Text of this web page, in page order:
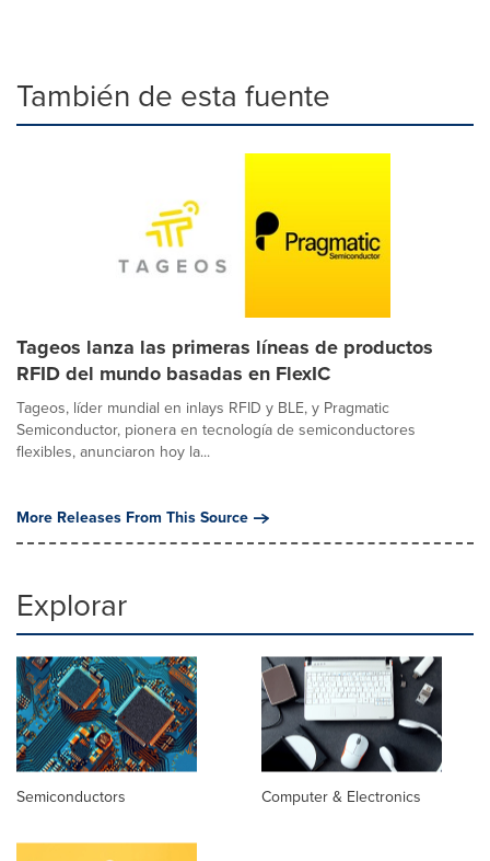
También de esta fuente
Tageos lanza las primeras líneas de productos
RFID del mundo basadas en FlexIC
Tageos, líder mundial en inlays RFID y BLE, y Pragmatic
Semiconductor, pionera en tecnología de semiconductores
flexibles, anunciaron hoy la...
More Releases From This Source
Explorar
Semiconductors Computer & Electronics